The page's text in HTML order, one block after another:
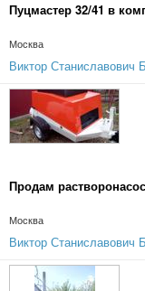
Пуцмастер 32/41 в
Москва
Виктор Станиславович
Продам
Москва
Виктор Станиславович